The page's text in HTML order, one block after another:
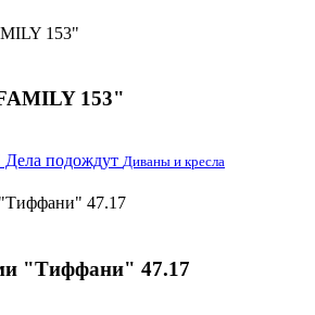
153"
Диваны и кресла
"Тиффани" 47.17